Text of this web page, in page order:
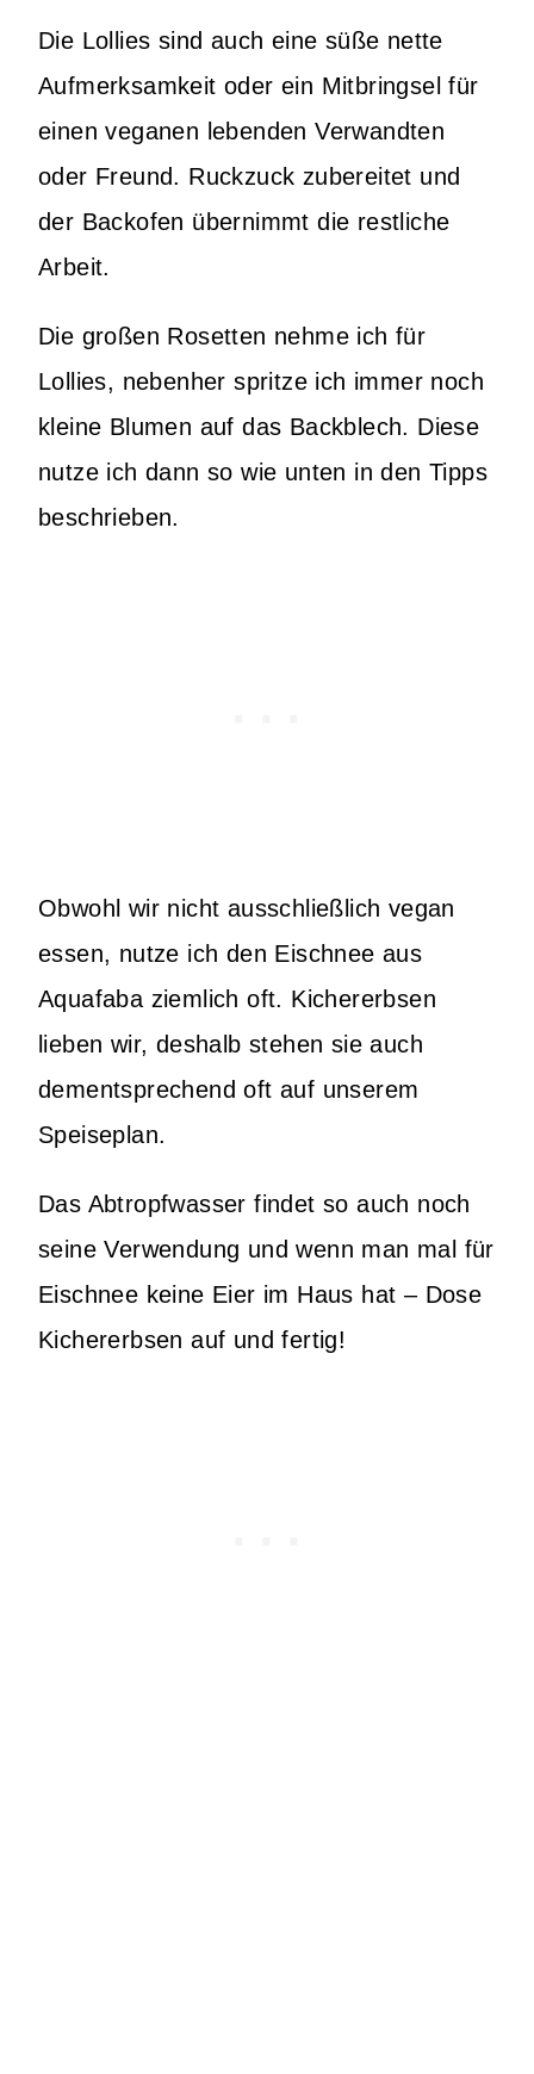
Die Lollies sind auch eine süße nette
Aufmerksamkeit oder ein Mitbringsel für
einen veganen lebenden Verwandten
oder Freund. Ruckzuck zubereitet und
der Backofen übernimmt die restliche
Arbeit.
Die großen Rosetten nehme ich für
Lollies, nebenher spritze ich immer noch
kleine Blumen auf das Backblech. Diese
nutze ich dann so wie unten in den Tipps
beschrieben.
Obwohl wir nicht ausschließlich vegan
essen, nutze ich den Eischnee aus
Aquafaba ziemlich oft. Kichererbsen
lieben wir, deshalb stehen sie auch
dementsprechend oft auf unserem
Speiseplan.
Das Abtropfwasser findet so auch noch
seine Verwendung und wenn man mal für
Eischnee keine Eier im Haus hat – Dose
Kichererbsen auf und fertig!